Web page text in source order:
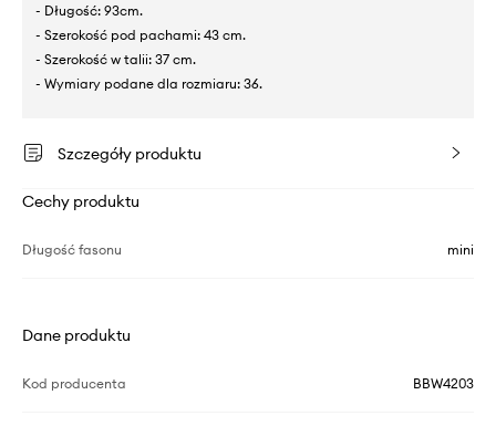
- Długość: 93cm.
- Szerokość pod pachami: 43 cm.
- Szerokość w talii: 37 cm.
- Wymiary podane dla rozmiaru: 36.
Szczegóły produktu
Cechy produktu
Długość fasonu mini
Dane produktu
Kod producenta BBW4203